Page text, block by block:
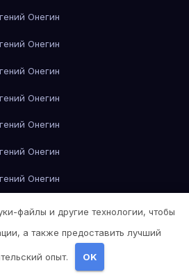
Онегин
Онегин
Онегин
Онегин
Онегин
Онегин
Онегин
Онегин
Онегин
файлы и другие технологии, чтобы
а также предоставить лучший
опыт. OK